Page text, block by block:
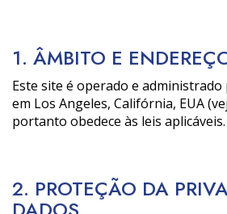
1. ÂMBITO E
Este site é operado e administrado
em Los Angeles, Califórnia, EUA
portanto obedece às leis aplicáveis.
2. PROTEÇÃO DA